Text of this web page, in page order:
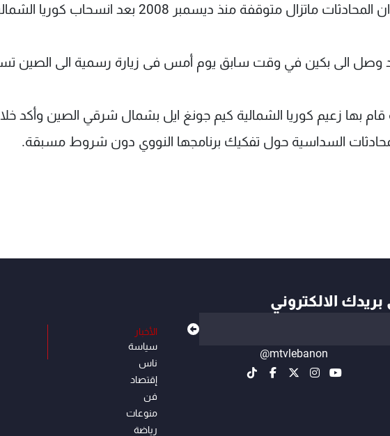
متوقفة منذ ديسمبر 2008 بعد انسحاب كوريا الشمالية.
قد وصل الى بكين في وقت سابق يوم أمس فى زيارة رسمية الى الصين
بها زعيم كوريا الشمالية كيم جونغ ايل بشمال شرقي الصين وأكد
السداسية حول تفكيك برنامجها النووي دون شروط مسبقة.
الالكتروني
@mtvlebanon
الأخبار
سياسة
ناس
إقتصاد
فن
منوعات
رياضة